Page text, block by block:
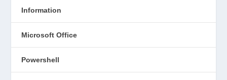
Information
Microsoft Office
Powershell